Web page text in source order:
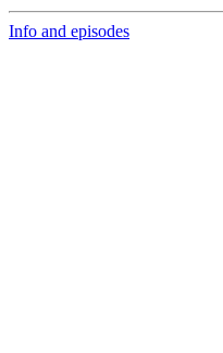
Info and episodes